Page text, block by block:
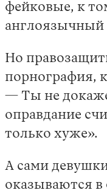
фейковые, к
англоязычный
Но
порнография,
— Ты не
оправдание
только хуже».
А сами
оказываются